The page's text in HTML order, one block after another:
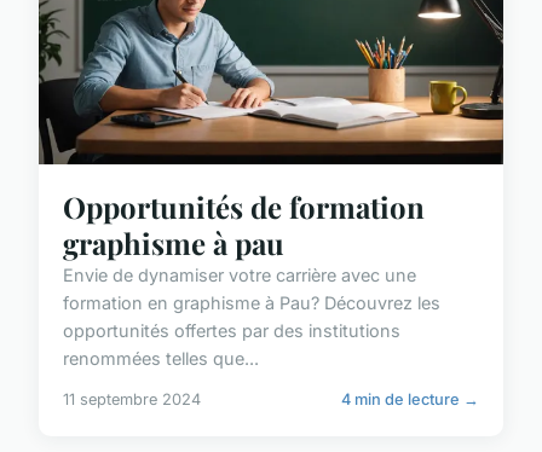
Opportunités de formation
graphisme à pau
Envie de dynamiser votre carrière avec une
formation en graphisme à Pau? Découvrez les
opportunités offertes par des institutions
renommées telles que...
11 septembre 2024 4 min de lecture →